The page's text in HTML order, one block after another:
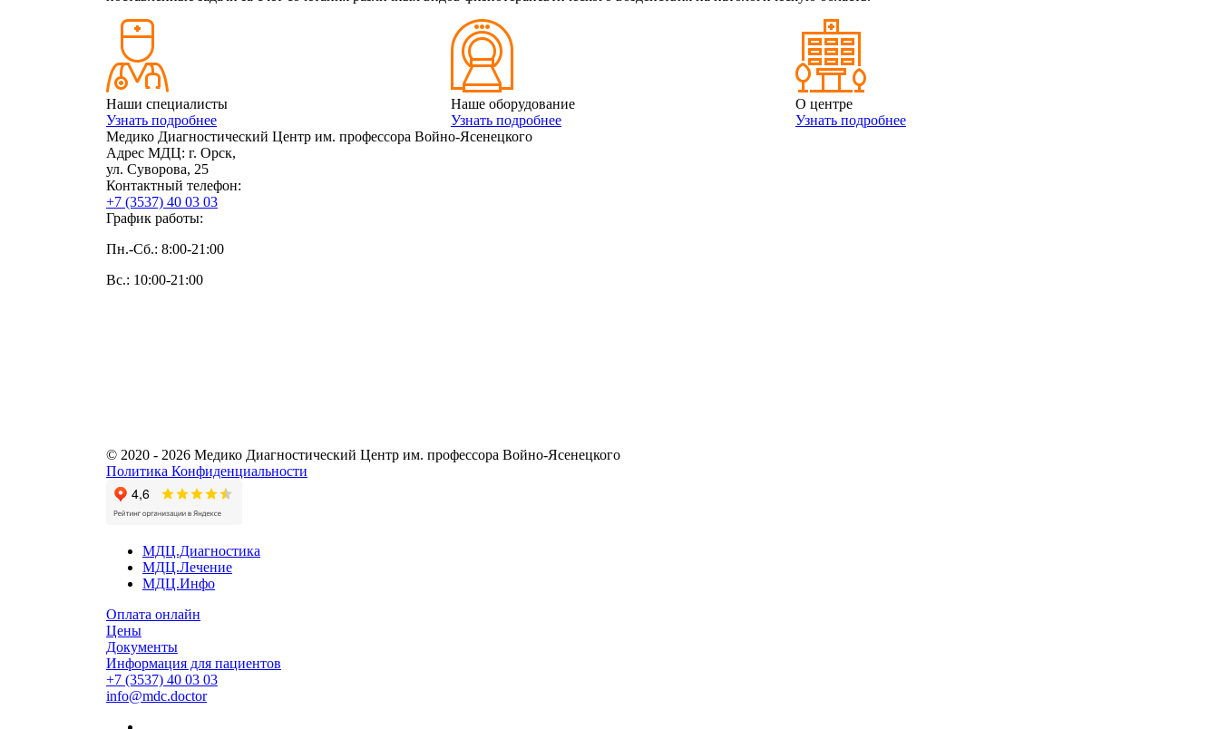
Наши специалисты
Узнать подробнее
Наше оборудование
Узнать подробнее
О центре
Узнать подробнее
Медико Диагностический Центр им. профессора Войно-Ясенецкого
Адрес МДЦ: г. Орск,
ул. Суворова, 25
Контактный телефон:
+7 (3537) 40 03 03
График работы:
Пн.-Сб.: 8:00-21:00
Вс.: 10:00-21:00
© 2020 - 2026 Медико Диагностический Центр им. профессора Войно-Ясенецкого
Политика Конфиденциальности
МДЦ.Диагностика
МДЦ.Лечение
МДЦ.Инфо
Оплата онлайн
Цены
Документы
Информация для пациентов
+7 (3537) 40 03 03
info@mdc.doctor